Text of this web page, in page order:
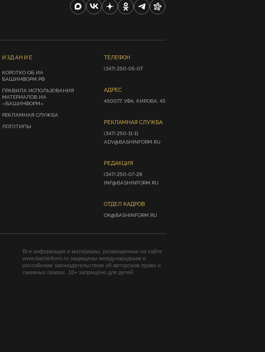
ИЗДАНИЕ
КОРОТКО ОБ ИА
БАШИНФОРМ.РФ
ПРАВИЛА ИСПОЛЬЗОВАНИЯ
МАТЕРИАЛОВ ИА
«БАШИНФОРМ»
РЕКЛАМНАЯ СЛУЖБА
ЛОГОТИПЫ
ТЕЛЕФОН
(347) 250-05-07
АДРЕС
450077, УФА, КИРОВА, 45
РЕКЛАМНАЯ СЛУЖБА
(347) 250-11-11
ADV@BASHINFORM.RU
РЕДАКЦИЯ
(347) 250-07-28
INF@BASHINFORM.RU
ОТДЕЛ КАДРОВ
OK@BASHINFORM.RU
Вся информация и материалы, размещенные на сайте
www.bashinform.ru защищены международным и
российским законодательством об авторском праве и
смежных правах. 18+ запрещено для детей.